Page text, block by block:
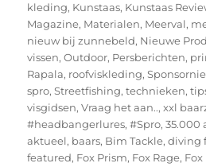
kleding, Kunstaas, Kunstaas
Magazine, Materialen, Meerval,
nieuw bij zunnebeld, Nieuwe
vissen,Outdoor, Persberichten,
Rapala, roofviskleding,
spro,Streetfishing,technieken,
visgidsen,Vraag het aan..,xxl
#headbangerlures,#Spro,35.000
aktueel, baars, Bim Tackle,diving
featured, Fox Prism, Fox Rage,